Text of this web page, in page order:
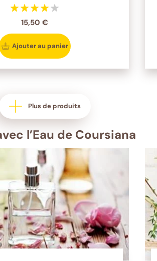
15,50 €
Ajouter au panier
Plus de produits
l’Eau de Coursiana